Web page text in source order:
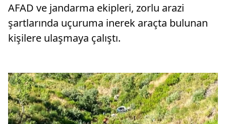
AFAD ve jandarma ekipleri, zorlu arazi
şartlarında uçuruma inerek araçta bulunan
kişilere ulaşmaya çalıştı.